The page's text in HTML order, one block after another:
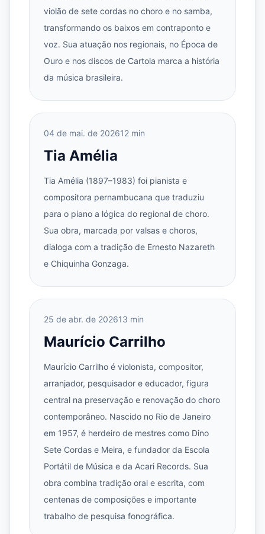
violão de sete cordas no choro e no samba,
transformando os baixos em contraponto e
voz. Sua atuação nos regionais, no Época de
Ouro e nos discos de Cartola marca a história
da música brasileira.
04 de mai. de 202612 min
Tia Amélia
Tia Amélia (1897–1983) foi pianista e
compositora pernambucana que traduziu
para o piano a lógica do regional de choro.
Sua obra, marcada por valsas e choros,
dialoga com a tradição de Ernesto Nazareth
e Chiquinha Gonzaga.
25 de abr. de 202613 min
Maurício Carrilho
Maurício Carrilho é violonista, compositor,
arranjador, pesquisador e educador, figura
central na preservação e renovação do choro
contemporâneo. Nascido no Rio de Janeiro
em 1957, é herdeiro de mestres como Dino
Sete Cordas e Meira, e fundador da Escola
Portátil de Música e da Acari Records. Sua
obra combina tradição oral e escrita, com
centenas de composições e importante
trabalho de pesquisa fonográfica.